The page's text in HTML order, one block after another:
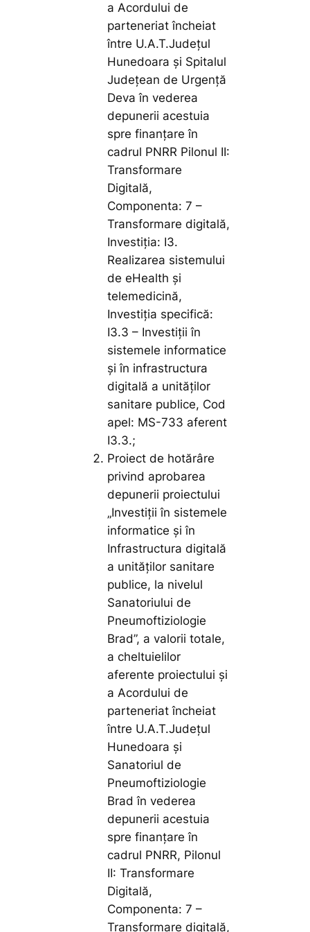
a Acordului de
parteneriat încheiat
între U.A.T.Județul
Hunedoara și Spitalul
Județean de Urgență
Deva în vederea
depunerii acestuia
spre finanțare în
cadrul PNRR Pilonul II:
Transformare
Digitală,
Componenta: 7 –
Transformare digitală,
Investiția: I3.
Realizarea sistemului
de eHealth și
telemedicină,
Investiția specifică:
I3.3 – Investiții în
sistemele informatice
și în infrastructura
digitală a unităților
sanitare publice, Cod
apel: MS-733 aferent
I3.3.;
Proiect de hotărâre
privind aprobarea
depunerii proiectului
„Investiții în sistemele
informatice și în
Infrastructura digitală
a unităților sanitare
publice, la nivelul
Sanatoriului de
Pneumoftiziologie
Brad”, a valorii totale,
a cheltuielilor
aferente proiectului și
a Acordului de
parteneriat încheiat
între U.A.T.Județul
Hunedoara și
Sanatoriul de
Pneumoftiziologie
Brad în vederea
depunerii acestuia
spre finanțare în
cadrul PNRR, Pilonul
II: Transformare
Digitală,
Componenta: 7 –
Transformare digitală,